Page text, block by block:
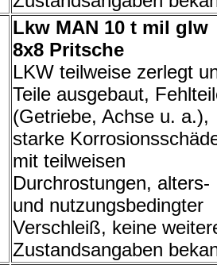
Lkw MAN 10 t mil glw
8x8 Pritsche
LKW teilweise zerlegt
Teile ausgebaut,
(Getriebe, Achse u. a.),
starke
mit teilweisen
Durchrostungen, alters-
und nutzungsbedingter
Verschleiß, keine
Zustandsangaben